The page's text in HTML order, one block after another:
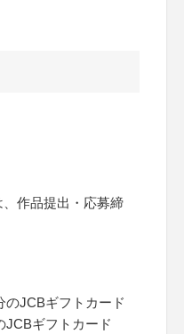
作品提出・応募締
JCBギフトカード
ギフトカード